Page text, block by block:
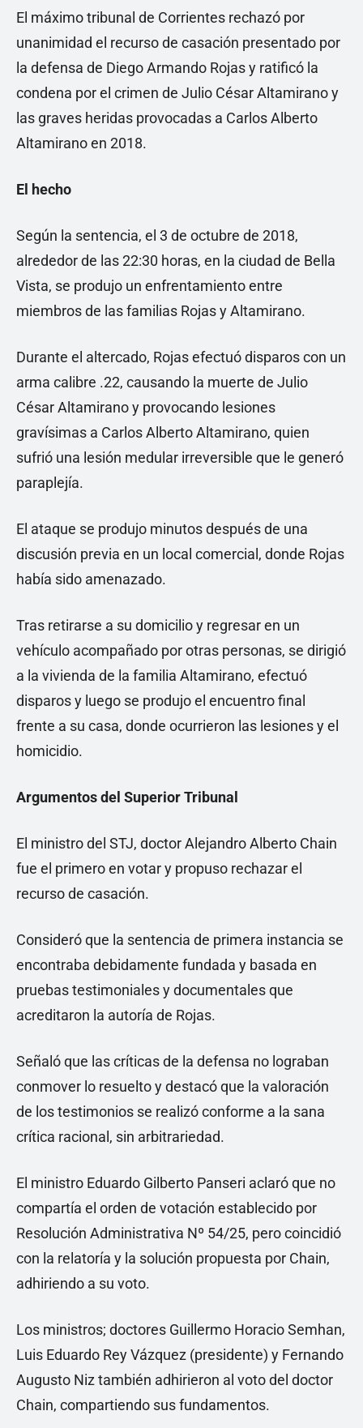
El máximo tribunal de Corrientes rechazó por
unanimidad el recurso de casación presentado por
la defensa de Diego Armando Rojas y ratificó la
condena por el crimen de Julio César Altamirano y
las graves heridas provocadas a Carlos Alberto
Altamirano en 2018.
El hecho
Según la sentencia, el 3 de octubre de 2018,
alrededor de las 22:30 horas, en la ciudad de Bella
Vista, se produjo un enfrentamiento entre
miembros de las familias Rojas y Altamirano.
Durante el altercado, Rojas efectuó disparos con un
arma calibre .22, causando la muerte de Julio
César Altamirano y provocando lesiones
gravísimas a Carlos Alberto Altamirano, quien
sufrió una lesión medular irreversible que le generó
paraplejía.
El ataque se produjo minutos después de una
discusión previa en un local comercial, donde Rojas
había sido amenazado.
Tras retirarse a su domicilio y regresar en un
vehículo acompañado por otras personas, se dirigió
a la vivienda de la familia Altamirano, efectuó
disparos y luego se produjo el encuentro final
frente a su casa, donde ocurrieron las lesiones y el
homicidio.
Argumentos del Superior Tribunal
El ministro del STJ, doctor Alejandro Alberto Chain
fue el primero en votar y propuso rechazar el
recurso de casación.
Consideró que la sentencia de primera instancia se
encontraba debidamente fundada y basada en
pruebas testimoniales y documentales que
acreditaron la autoría de Rojas.
Señaló que las críticas de la defensa no lograban
conmover lo resuelto y destacó que la valoración
de los testimonios se realizó conforme a la sana
crítica racional, sin arbitrariedad.
El ministro Eduardo Gilberto Panseri aclaró que no
compartía el orden de votación establecido por
Resolución Administrativa Nº 54/25, pero coincidió
con la relatoría y la solución propuesta por Chain,
adhiriendo a su voto.
Los ministros; doctores Guillermo Horacio Semhan,
Luis Eduardo Rey Vázquez (presidente) y Fernando
Augusto Niz también adhirieron al voto del doctor
Chain, compartiendo sus fundamentos.